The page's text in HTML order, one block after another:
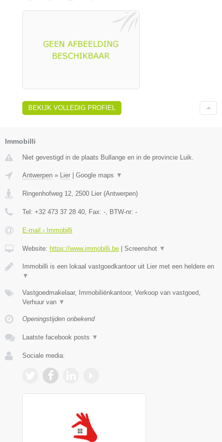
BEKIJK VOLLEDIG PROFIEL
Immobilli
Niet gevestigd in de plaats Bullange en in de provincie Luik.
Antwerpen » Lier Google maps ▼
Ringenhofweg 12, 2500 Lier (Antwerpen)
Tel: +32 473 37 28 40, Fax: -, BTW-nr: -
E-mail › Immobilli
Website: https://www.immobilli.be Screenshot ▼
Immobilli is een lokaal vastgoedkantoor uit Lier met een heldere en
▼
Vastgoedmakelaar, Immobiliënkantoor, Verkoop van vastgoed,
Verhuur van ▼
Openingstijden onbekend
Laatste facebook posts ▼
Sociale media: